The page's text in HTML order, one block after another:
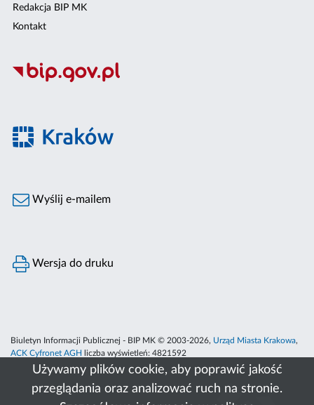
Używamy plików cookie, aby poprawić jakość
przeglądania oraz analizować ruch na stronie.
Redakcja BIP MK
Kontakt
Wyślij e-mailem
Wersja do druku
Biuletyn Informacji Publicznej - BIP MK © 2003-2026, Urząd Miasta Krakowa,
ACK Cyfronet AGH
liczba wyświetleń: 4821592